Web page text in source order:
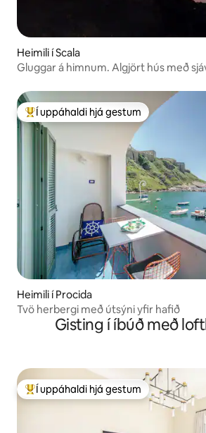
Heimili í Scala
Gluggar á himnum. Algjört hús með
Í mestu uppáhaldi hjá gestum
Í uppáhaldi hjá gestum
Heimili í Procida
Tvö herbergi með útsýni yfir hafið
Gisting í íbúð með
Í mestu uppáhaldi hjá gestum
Í uppáhaldi hjá gestum